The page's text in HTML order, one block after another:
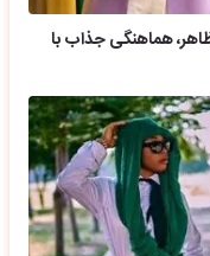
هماهنگی جذاب با